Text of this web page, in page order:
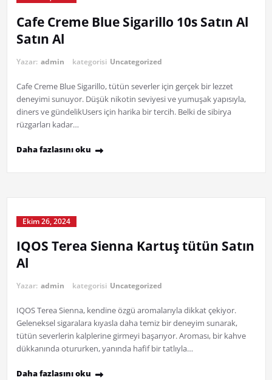
Cafe Creme Blue Sigarillo 10s Satın Al
Satın Al
Yazar: admin kategorisi Uncategorized
Cafe Creme Blue Sigarillo, tütün severler için gerçek bir lezzet
deneyimi sunuyor. Düşük nikotin seviyesi ve yumuşak yapısıyla,
diners ve gündelikUsers için harika bir tercih. Belki de sibirya
rüzgarları kadar…
Daha fazlasını oku
Ekim 26, 2024
IQOS Terea Sienna Kartuş tütün Satın
Al
Yazar: admin kategorisi Uncategorized
IQOS Terea Sienna, kendine özgü aromalarıyla dikkat çekiyor.
Geleneksel sigaralara kıyasla daha temiz bir deneyim sunarak,
tütün severlerin kalplerine girmeyi başarıyor. Aroması, bir kahve
dükkanında otururken, yanında hafif bir tatlıyla…
Daha fazlasını oku